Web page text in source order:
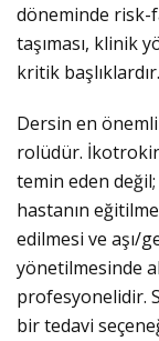
döneminde risk-
taşıması, klinik
kritik başlıklardır.
Dersin en önemli
rolüdür.
temin eden değil;
hastanın
edilmesi ve aşı/
yönetilmesinde
profesyonelidir.
bir tedavi